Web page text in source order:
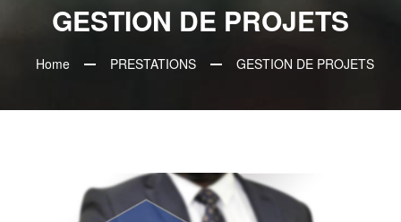
GESTION DE PROJETS
Home PRESTATIONS GESTION DE PROJETS